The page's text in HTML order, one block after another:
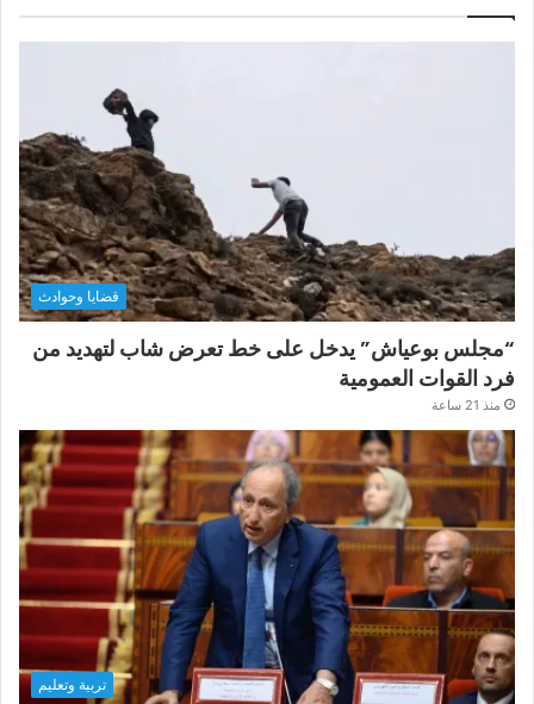
قضايا وحوادث
“مجلس بوعياش” يدخل على خط تعرض شاب لتهديد من
فرد القوات العمومية
منذ 21 ساعة
تربية وتعليم